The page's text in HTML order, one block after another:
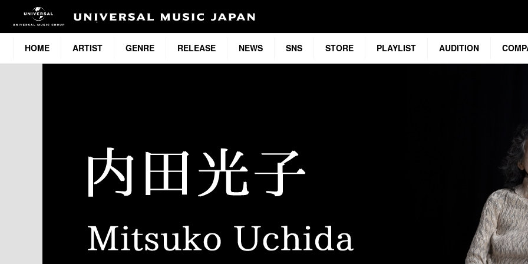
HOME ARTIST GENRE RELEASE NEWS SNS STORE PLAYLIST AUDITION